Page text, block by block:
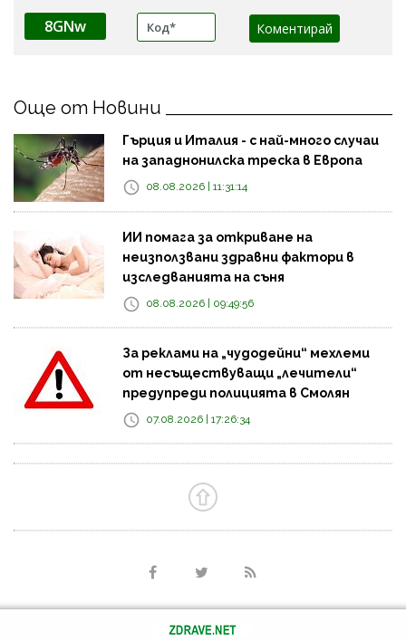
8GNw
Още от Новини
Гърция и Италия - с най-много случаи
на западнонилска треска в Европа
08.08.2026 | 11:31:14
ИИ помага за откриване на
неизползвани здравни фактори в
изследванията на съня
08.08.2026 | 09:49:56
За реклами на „чудодейни“ мехлеми
от несъществуващи „лечители“
предупреди полицията в Смолян
07.08.2026 | 17:26:34